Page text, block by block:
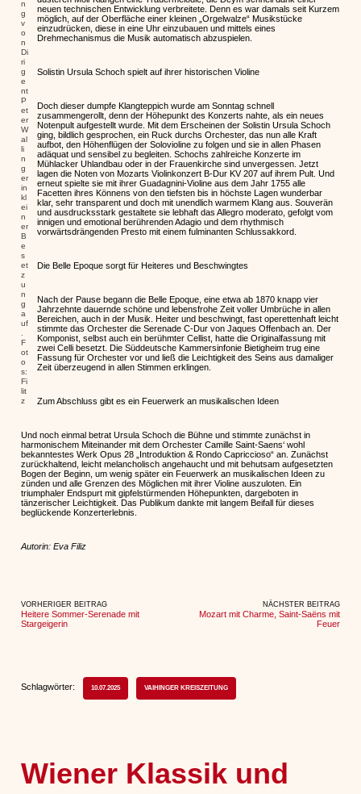
n
g
v
o
n
Di
ri
g
e
nt
P
et
er
W
al
li
n
g
er
in
kl
ei
n
er
B
e
s
et
z
u
n
g
a
uf
F
ot
o
s:
Fi
lit
z
neuen technischen Entwicklung verbreitete. Denn es war damals seit Kurzem
möglich, auf der Oberfläche einer kleinen „Orgelwalze“ Musikstücke
einzudrücken, diese in eine Uhr einzubauen und mittels eines
Drehmechanismus die Musik automatisch abzuspielen.
Solistin Ursula Schoch spielt auf ihrer historischen Violine
Doch dieser dumpfe Klangteppich wurde am Sonntag schnell
zusammengerollt, denn der Höhepunkt des Konzerts nahte, als ein neues
Notenpult aufgestellt wurde. Mit dem Erscheinen der Solistin Ursula Schoch
ging, bildlich gesprochen, ein Ruck durchs Orchester, das nun alle Kraft
aufbot, den Höhenflügen der Solovioline zu folgen und sie in allen Phasen
adäquat und sensibel zu begleiten. Schochs zahlreiche Konzerte im
Mühlacker Uhlandbau oder in der Frauenkirche sind unvergessen. Jetzt
lagen die Noten von Mozarts Violinkonzert B-Dur KV 207 auf ihrem Pult. Und
erneut spielte sie mit ihrer Guadagnini-Violine aus dem Jahr 1755 alle
Facetten ihres Könnens von den tiefsten bis in höchste Lagen wunderbar
klar, sehr transparent und doch mit unendlich warmem Klang aus. Souverän
und ausdrucksstark gestaltete sie lebhaft das Allegro moderato, gefolgt vom
innigen und emotional berührenden Adagio und dem rhythmisch
vorwärtsdrängenden Presto mit einem fulminanten Schlussakkord.
Die Belle Epoque sorgt für Heiteres und Beschwingtes
Nach der Pause begann die Belle Epoque, eine etwa ab 1870 knapp vier
Jahrzehnte dauernde schöne und lebensfrohe Zeit voller Umbrüche in allen
Bereichen, auch in der Musik. Heiter und beschwingt, fast operettenhaft leicht
stimmte das Orchester die Serenade C-Dur von Jaques Offenbach an. Der
Komponist, selbst auch ein berühmter Cellist, hatte die Originalfassung mit
zwei Celli besetzt. Die Süddeutsche Kammersinfonie Bietigheim trug eine
Fassung für Orchester vor und ließ die Leichtigkeit des Seins aus damaliger
Zeit überzeugend in allen Stimmen erklingen.
Zum Abschluss gibt es ein Feuerwerk an musikalischen Ideen
Und noch einmal betrat Ursula Schoch die Bühne und stimmte zunächst in
harmonischem Miteinander mit dem Orchester Camille Saint-Saens‘ wohl
bekanntestes Werk Opus 28 „Introduktion & Rondo Capriccioso“ an. Zunächst
zurückhaltend, leicht melancholisch angehaucht und mit behutsam aufgesetzten
Bogen der Beginn, um wenig später ein Feuerwerk an musikalischen Ideen zu
zünden und alle Grenzen des Möglichen mit ihrer Violine auszuloten. Ein
triumphaler Endspurt mit gipfelstürmenden Höhepunkten, dargeboten in
tänzerischer Leichtigkeit. Das Publikum dankte mit langem Beifall für dieses
beglückende Konzerterlebnis.
Autorin: Eva Filiz
VORHERIGER BEITRAG
Heitere Sommer-Serenade mit
Stargeigerin
NÄCHSTER BEITRAG
Mozart mit Charme, Saint-Saëns mit
Feuer
Schlagwörter: 10.07.2025 VAIHINGER KREISZEITUNG
Wiener Klassik und